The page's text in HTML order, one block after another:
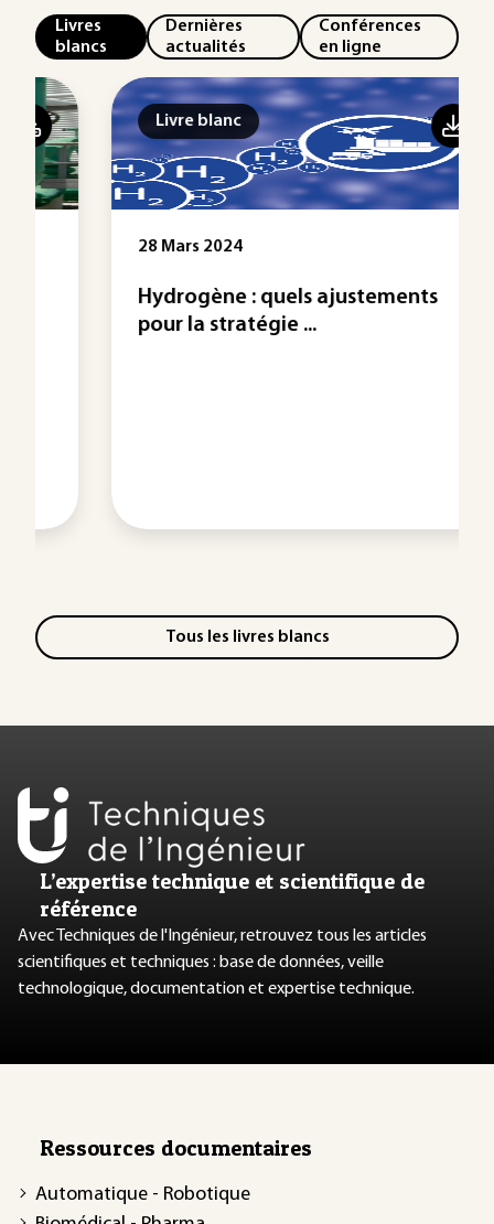
Livres
blancs
Dernières
actualités
Conférences
en ligne
Livre blanc
28 Mars 2024
Hydrogène : quels ajustements
pour la stratégie ...
Tous les livres blancs
L’expertise technique et scientifique de
référence
Avec Techniques de l'Ingénieur, retrouvez tous les articles
scientifiques et techniques : base de données, veille
technologique, documentation et expertise technique.
Ressources documentaires
Automatique - Robotique